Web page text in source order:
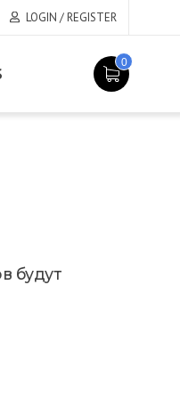
LOGIN / REGISTER
0
будут